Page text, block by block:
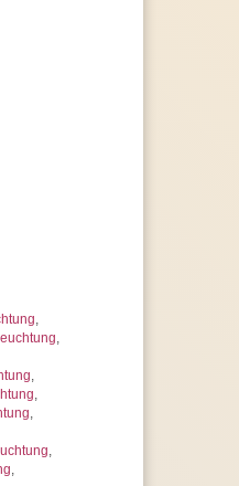
,
,
,
,
,
,
,